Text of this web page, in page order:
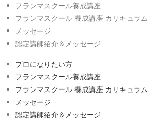
フランマスクール養成講座
フランマスクール 養成講座 カリキュラム
メッセージ
認定講師紹介＆メッセージ
プロになりたい方
フランマスクール養成講座
フランマスクール 養成講座 カリキュラム
メッセージ
認定講師紹介＆メッセージ